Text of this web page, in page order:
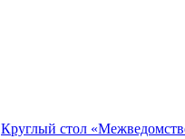
Круглый стол